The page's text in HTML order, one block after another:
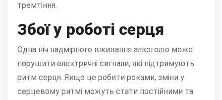
тремтіння.
Збої у роботі серця
Одна ніч надмірного вживання алкоголю може
порушити електричні сигнали, які підтримують
ритм серця. Якщо це робити роками, зміни у
серцевому ритмі можуть стати постійними та